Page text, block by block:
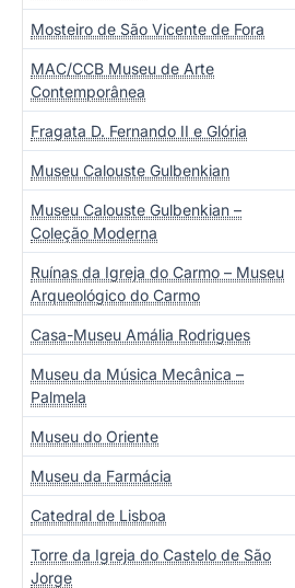
Mosteiro de São Vicente de Fora
MAC/CCB Museu de Arte
Contemporânea
Fragata D. Fernando II e Glória
Museu Calouste Gulbenkian
Museu Calouste Gulbenkian –
Coleção Moderna
Ruínas da Igreja do Carmo – Museu
Arqueológico do Carmo
Casa-Museu Amália Rodrigues
Museu da Música Mecânica –
Palmela
Museu do Oriente
Museu da Farmácia
Catedral de Lisboa
Torre da Igreja do Castelo de São
Jorge